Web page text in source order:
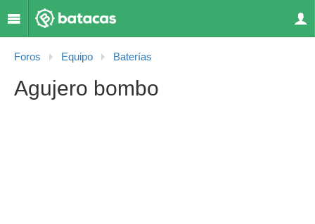
Foros Equipo Baterías
Agujero bombo